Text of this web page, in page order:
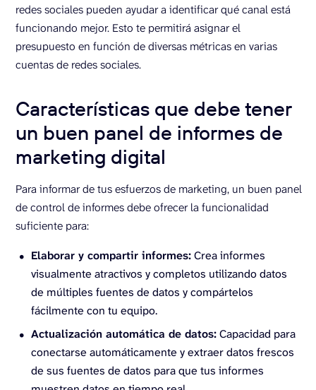
redes sociales pueden ayudar a identificar qué canal está
funcionando mejor. Esto te permitirá asignar el
presupuesto en función de diversas métricas en varias
cuentas de redes sociales.
Características que debe tener
un buen panel de informes de
marketing digital
Para informar de tus esfuerzos de marketing, un buen panel
de control de informes debe ofrecer la funcionalidad
suficiente para:
Elaborar y compartir informes:Crea informes
visualmente atractivos y completos utilizando datos
de múltiples fuentes de datos y compártelos
fácilmente con tu equipo.
Actualización automática de datos:Capacidad para
conectarse automáticamente y extraer datos frescos
de sus fuentes de datos para que tus informes